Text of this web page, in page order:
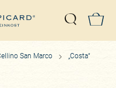
Suche
San Marco
„Costa“